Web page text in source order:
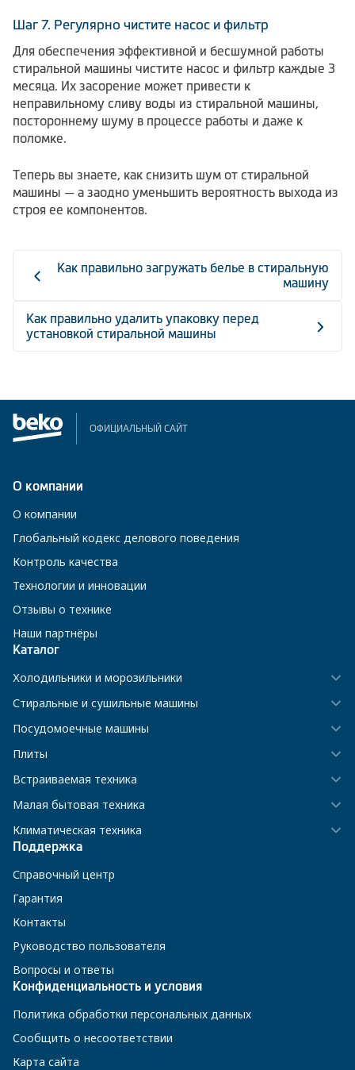
Шаг 7. Регулярно чистите насос и фильтр
Для обеспечения эффективной и бесшумной работы
стиральной машины чистите насос и фильтр каждые 3
месяца. Их засорение может привести к
неправильному сливу воды из стиральной машины,
постороннему шуму в процессе работы и даже к
поломке.
Теперь вы знаете, как снизить шум от стиральной
машины — а заодно уменьшить вероятность выхода из
строя ее компонентов.
Как правильно загружать белье в стиральную
машину
Как правильно удалить упаковку перед
установкой стиральной машины
ОФИЦИАЛЬНЫЙ САЙТ
О компании
О компании
Глобальный кодекс делового поведения
Контроль качества
Технологии и инновации
Отзывы о технике
Наши партнёры
Каталог
Холодильники и морозильники
Стиральные и сушильные машины
Посудомоечные машины
Плиты
Встраиваемая техника
Малая бытовая техника
Климатическая техника
Поддержка
Справочный центр
Гарантия
Контакты
Руководство пользователя
Вопросы и ответы
Конфиденциальность и условия
Политика обработки персональных данных
Сообщить о несоответствии
Карта сайта